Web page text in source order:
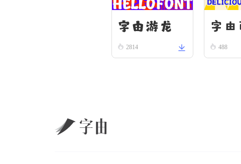
字由游龙
2814
字由
488